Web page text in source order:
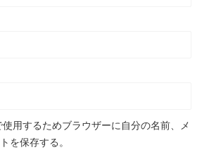
用するためブラウザーに自分の名前、メ
を保存する。